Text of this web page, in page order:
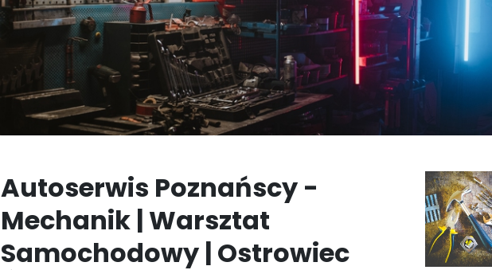
Autoserwis Poznańscy -
Mechanik | Warsztat
Samochodowy | Ostrowiec